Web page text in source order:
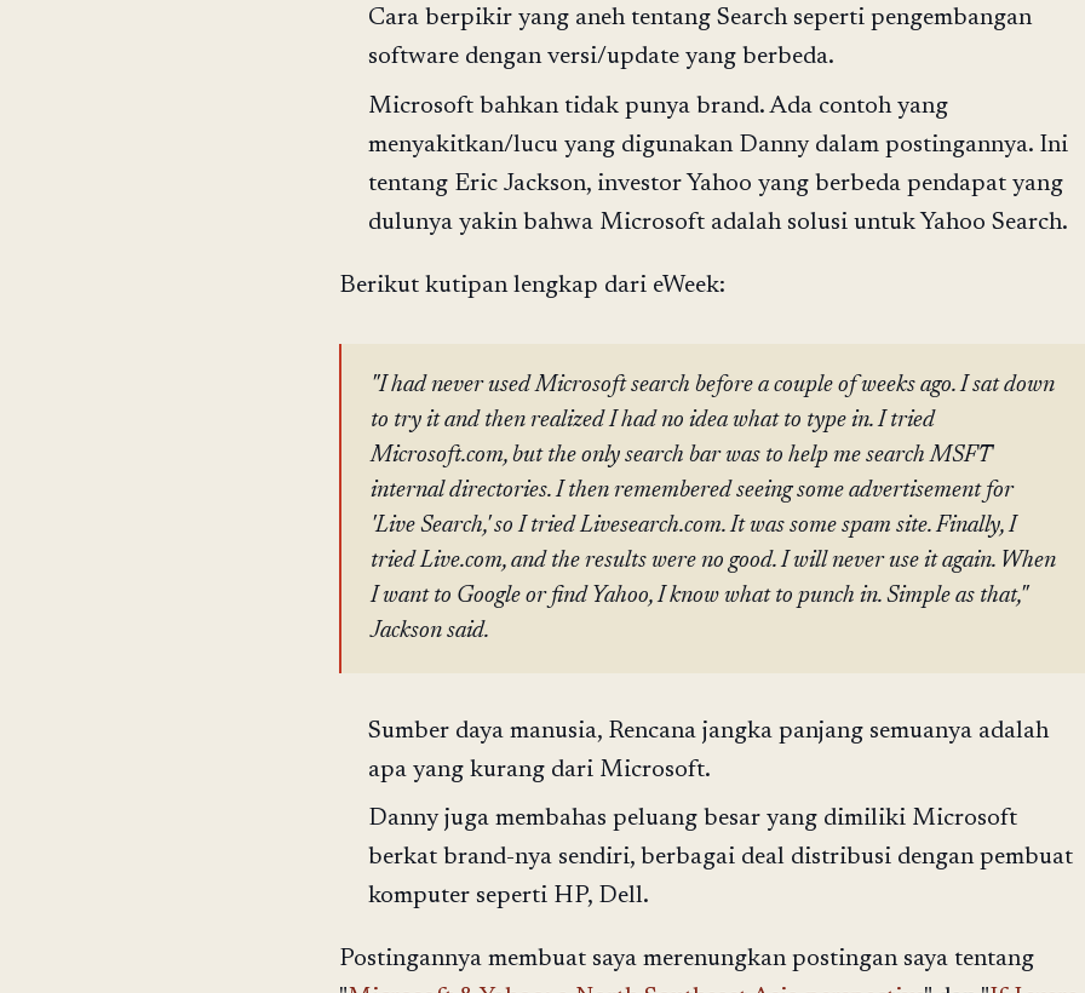
Cara berpikir yang aneh tentang Search seperti pengembangan
software dengan versi/update yang berbeda.
Microsoft bahkan tidak punya brand. Ada contoh yang
menyakitkan/lucu yang digunakan Danny dalam postingannya. Ini
tentang Eric Jackson, investor Yahoo yang berbeda pendapat yang
dulunya yakin bahwa Microsoft adalah solusi untuk Yahoo Search.
Berikut kutipan lengkap dari eWeek:
"I had never used Microsoft search before a couple of weeks ago. I sat down
to try it and then realized I had no idea what to type in. I tried
Microsoft.com, but the only search bar was to help me search MSFT
internal directories. I then remembered seeing some advertisement for
'Live Search,' so I tried Livesearch.com. It was some spam site. Finally, I
tried Live.com, and the results were no good. I will never use it again. When
I want to Google or find Yahoo, I know what to punch in. Simple as that,"
Jackson said.
Sumber daya manusia, Rencana jangka panjang semuanya adalah
apa yang kurang dari Microsoft.
Danny juga membahas peluang besar yang dimiliki Microsoft
berkat brand-nya sendiri, berbagai deal distribusi dengan pembuat
komputer seperti HP, Dell.
Postingannya membuat saya merenungkan postingan saya tentang